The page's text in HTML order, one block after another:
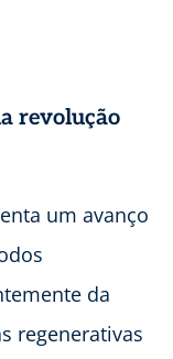
revolução
um avanço
da
regenerativas